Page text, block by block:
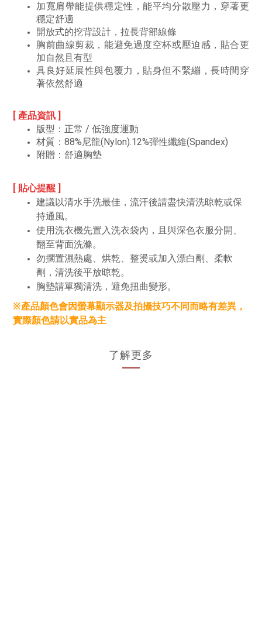
加寬肩帶能提供穩定性，能平均分散壓力，穿著更
穩定舒適
開放式的挖背設計，拉長背部線條
胸前曲線剪裁，能避免過度空杯或壓迫感，貼合更
加自然且有型
具良好延展性與包覆力，貼身但不緊繃，長時間穿
著依然舒適
[ 產品資訊 ]
版型：正常 / 低強度運動
材質：88%尼龍(Nylon).12%彈性纖維(Spandex)
附贈：舒適胸墊
[ 貼心提醒 ]
建議以清水手洗最佳，流汗後請盡快清洗晾乾或保
持通風。
使用洗衣機先置入洗衣袋內，且與深色衣服分開、
翻至背面洗滌。
勿擱置濕熱處、烘乾、整燙或加入漂白劑、柔軟
劑，清洗後平放晾乾。
胸墊請單獨清洗，避免扭曲變形。
※產品顏色會因螢幕顯示器及拍攝技巧不同而略有差異，
實際顏色請以實品為主
了解更多